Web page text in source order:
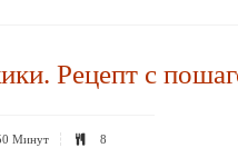
Рецепт с
Минут 8